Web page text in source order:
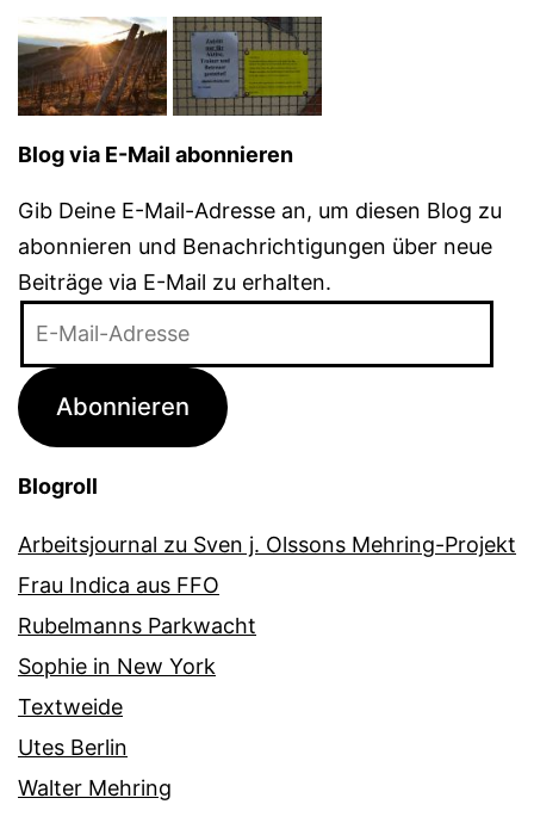
Blog via E-Mail abonnieren
Gib Deine E-Mail-Adresse an, um diesen Blog zu
abonnieren und Benachrichtigungen über neue
Beiträge via E-Mail zu erhalten.
Adresse
Abonnieren
Blogroll
Arbeitsjournal zu Sven j. Olssons Mehring-Projekt
Frau Indica aus FFO
Rubelmanns Parkwacht
Sophie in New York
Textweide
Utes Berlin
Walter Mehring